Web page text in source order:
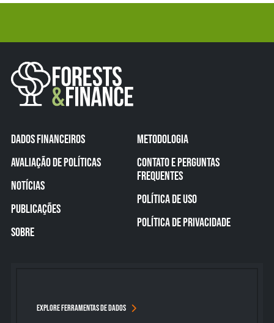
DADOS FINANCEIROS
AVALIAÇÃO DE POLÍTICAS
NOTÍCIAS
PUBLICAÇÕES
SOBRE
EXPLORE FERRAMENTAS DE DADOS
METODOLOGIA
CONTATO E PERGUNTAS
FREQUENTES
POLÍTICA DE USO
POLÍTICA DE PRIVACIDADE